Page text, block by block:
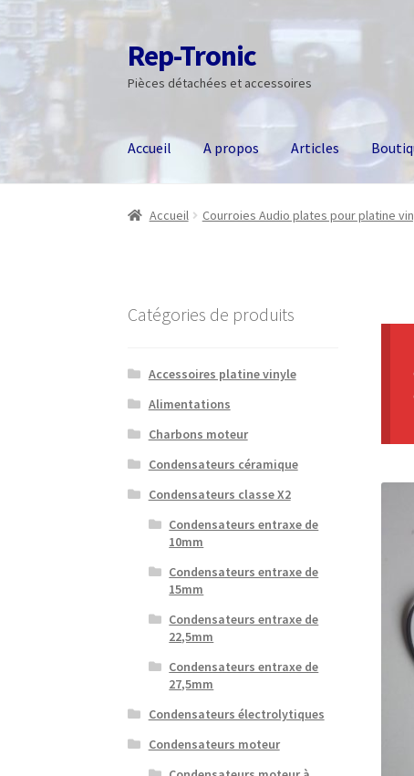
Aller
à
la
Aller
au
contenu
Rep-Tronic
Pièces détachées et accessoires
Accueil A propos Articles
Accueil Courroies Audio plates pour platine
Catégories de produits
Accessoires platine vinyle
Alimentations
Charbons moteur
Condensateurs céramique
Condensateurs classe X2
Condensateurs entraxe de
10mm
Condensateurs entraxe de
15mm
Condensateurs entraxe de
22,5mm
Condensateurs entraxe de
27,5mm
Condensateurs électrolytiques
Condensateurs moteur